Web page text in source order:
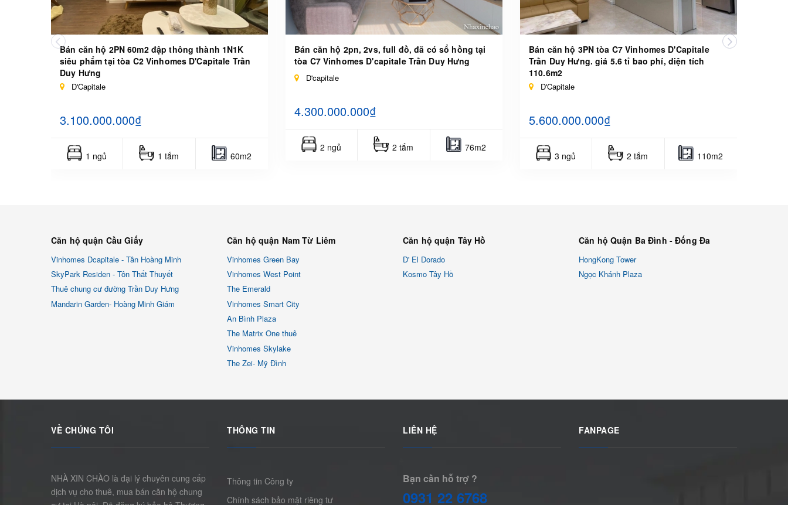
Bán căn hộ 2PN 60m2 đập thông thành 1N1K
siêu phẩm tại tòa C2 Vinhomes D'Capitale Trần
Duy Hưng
D'Capitale
3.100.000.000₫
1 ngủ 1 tắm 60m2
Bán căn hộ 2pn, 2vs, full đồ, đã có sổ hồng tại
tòa C7 Vinhomes D'capitale Trần Duy Hưng
D'capitale
4.300.000.000₫
2 ngủ 2 tắm 76m2
Bán căn hộ 3PN tòa C7 Vinhomes D'Capitale
Trần Duy Hưng. giá 5.6 tỉ bao phí, diện tích
110.6m2
D'Capitale
5.600.000.000₫
3 ngủ 2 tắm 110m2
Căn hộ quận Cầu Giấy
Vinhomes Dcapitale - Tân Hoàng Minh
SkyPark Residen - Tôn Thất Thuyết
Thuê chung cư đường Trần Duy Hưng
Mandarin Garden- Hoàng Minh Giám
Căn hộ quận Nam Từ Liêm
Vinhomes Green Bay
Vinhomes West Point
The Emerald
Vinhomes Smart City
An Bình Plaza
The Matrix One thuê
Vinhomes Skylake
The Zei- Mỹ Đình
Căn hộ quận Tây Hồ
D' El Dorado
Kosmo Tây Hồ
Căn hộ Quận Ba Đình - Đống Đa
HongKong Tower
Ngọc Khánh Plaza
VỀ CHÚNG TÔI
NHÀ XIN CHÀO là đại lý chuyên cung cấp
dịch vụ cho thuê, mua bán căn hộ chung
THÔNG TIN
Thông tin Công ty
Chính sách bảo mật riêng tư
LIÊN HỆ
Bạn cần hỗ trợ ?
0931 22 6768
FANPAGE